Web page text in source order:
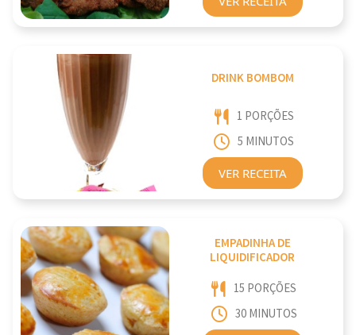
DRINK BOMBOM
1 PORÇÕES
5 MINUTOS
VER RECEITA
EMPADINHA DE
LIQUIDIFICADOR
15 PORÇÕES
30 MINUTOS